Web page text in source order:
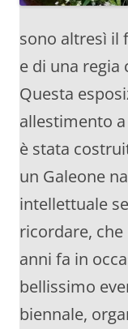
sono altresì il
e di una regia
Questa
allestimento
è stata
un Galeone
intellettuale
ricordare, che
anni fa in
bellissimo
biennale,